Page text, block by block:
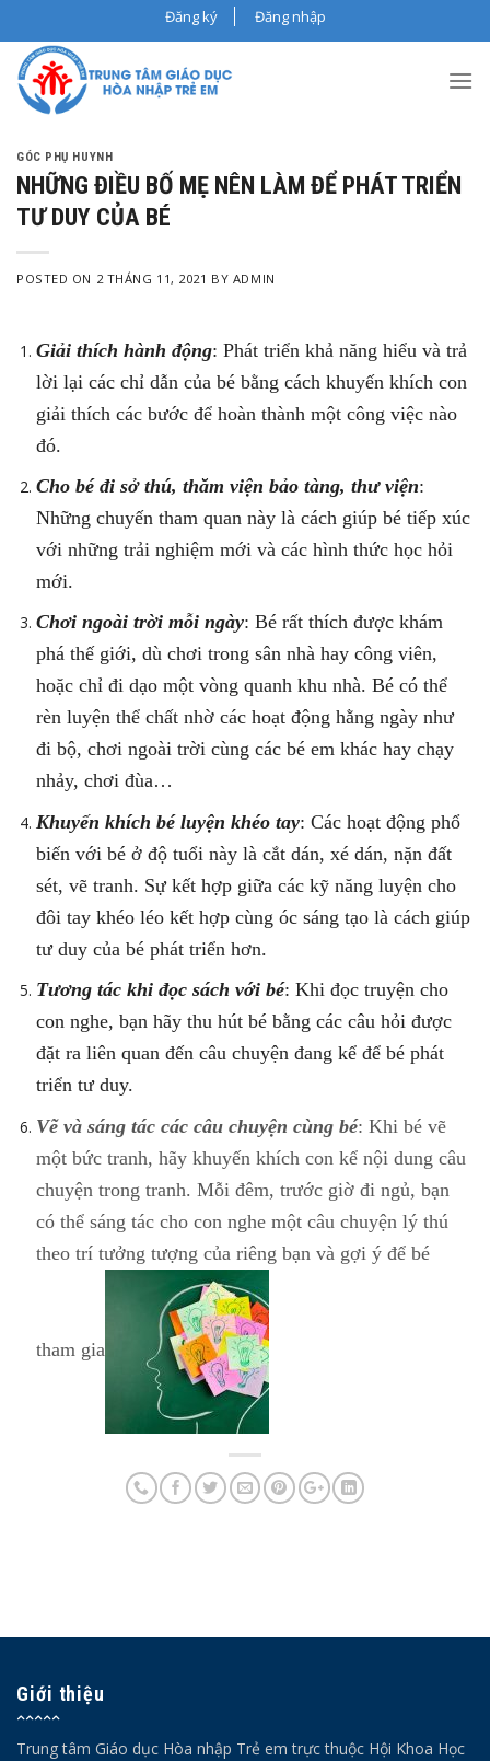
to
content
Đăng ký Đăng nhập
GÓC PHỤ HUYNH
NHỮNG ĐIỀU BỐ MẸ NÊN LÀM ĐỂ PHÁT TRIỂN
TƯ DUY CỦA BÉ
POSTED ON 2 THÁNG 11, 2021 BY ADMIN
Giải thích hành động: Phát triển khả năng hiểu và trả
lời lại các chỉ dẫn của bé bằng cách khuyến khích con
giải thích các bước để hoàn thành một công việc nào
đó.
Cho bé đi sở thú, thăm viện bảo tàng, thư viện:
Những chuyến tham quan này là cách giúp bé tiếp xúc
với những trải nghiệm mới và các hình thức học hỏi
mới.
Chơi ngoài trời mỗi ngày: Bé rất thích được khám
phá thế giới, dù chơi trong sân nhà hay công viên,
hoặc chỉ đi dạo một vòng quanh khu nhà. Bé có thể
rèn luyện thể chất nhờ các hoạt động hằng ngày như
đi bộ, chơi ngoài trời cùng các bé em khác hay chạy
nhảy, chơi đùa…
Khuyến khích bé luyện khéo tay: Các hoạt động phổ
biến với bé ở độ tuổi này là cắt dán, xé dán, nặn đất
sét, vẽ tranh. Sự kết hợp giữa các kỹ năng luyện cho
đôi tay khéo léo kết hợp cùng óc sáng tạo là cách giúp
tư duy của bé phát triển hơn.
Tương tác khi đọc sách với bé: Khi đọc truyện cho
con nghe, bạn hãy thu hút bé bằng các câu hỏi được
đặt ra liên quan đến câu chuyện đang kể để bé phát
triển tư duy.
Vẽ và sáng tác các câu chuyện cùng bé: Khi bé vẽ
một bức tranh, hãy khuyến khích con kể nội dung câu
chuyện trong tranh. Mỗi đêm, trước giờ đi ngủ, bạn
có thể sáng tác cho con nghe một câu chuyện lý thú
theo trí tưởng tượng của riêng bạn và gợi ý để bé
tham gia
Giới thiệu
Trung tâm Giáo dục Hòa nhập Trẻ em trực thuộc Hội Khoa Học